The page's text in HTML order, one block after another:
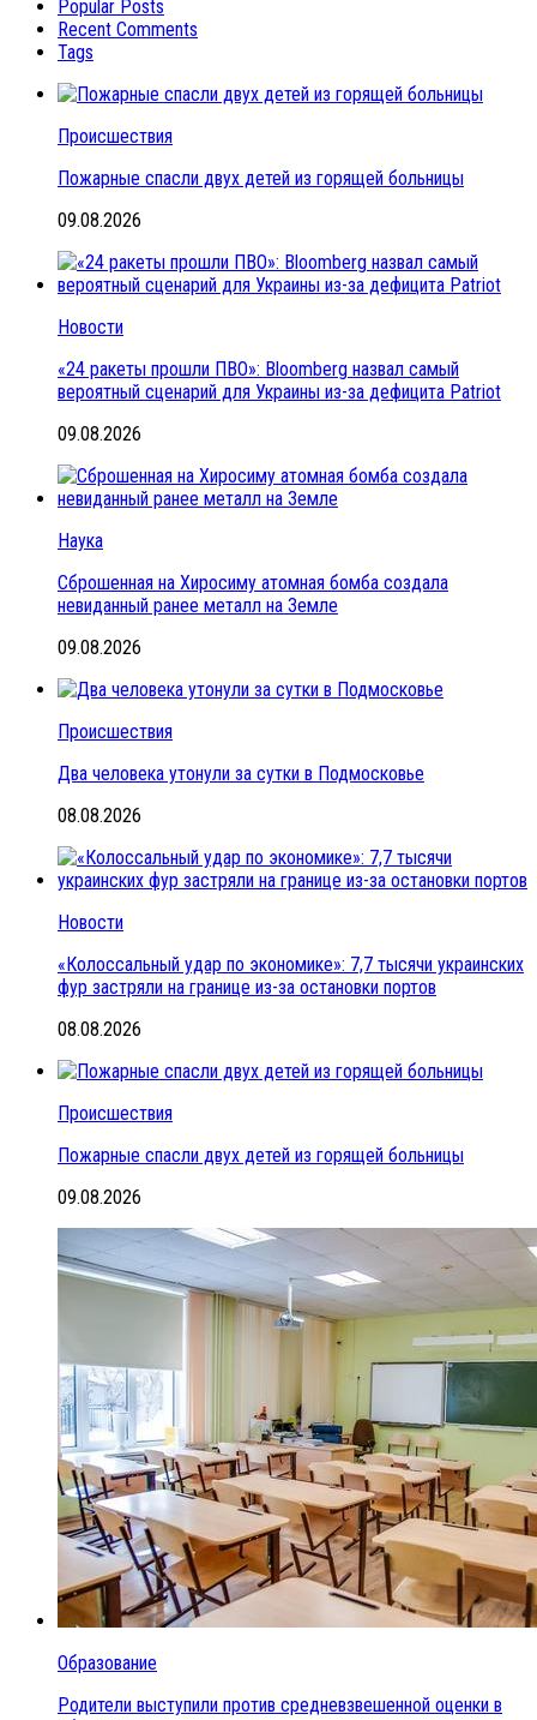
Popular Posts
Recent Comments
Tags
Происшествия
Пожарные спасли двух детей из горящей больницы
09.08.2026
Новости
«24 ракеты прошли ПВО»: Bloomberg назвал самый
вероятный сценарий для Украины из-за дефицита Patriot
09.08.2026
Наука
Сброшенная на Хиросиму атомная бомба создала
невиданный ранее металл на Земле
09.08.2026
Происшествия
Два человека утонули за сутки в Подмосковье
08.08.2026
Новости
«Колоссальный удар по экономике»: 7,7 тысячи украинских
фур застряли на границе из-за остановки портов
08.08.2026
Происшествия
Пожарные спасли двух детей из горящей больницы
09.08.2026
Образование
Родители выступили против средневзвешенной оценки в